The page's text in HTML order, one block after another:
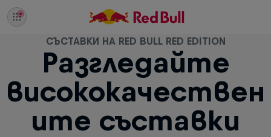
Разгледайте
висококачествен
ите съставки
СЪСТАВКИ НА RED BULL RED EDITION